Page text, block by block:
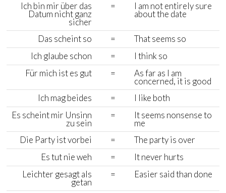
Ich bin mir über das
Datum nicht ganz
sicher
= I am not entirely sure
about the date
Das scheint so =
That seems so
Ich glaube schon
=
I think so
Für mich ist es gut
= As far as I am
concerned, it is good
Ich mag beides
=
I like both
Es scheint mir Unsinn
zu sein
= It seems nonsense to
me
Die Party ist vorbei
=
The party is over
Es tut nie weh
=
It never hurts
Leichter gesagt als
getan
= Easier said than done